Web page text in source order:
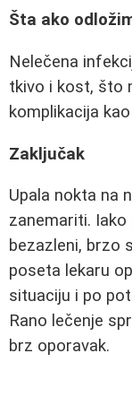
Šta ako
Nelečena
tkivo i kost, što
komplikacija
Zaključak
Upala nokta na
zanemariti.
bezazleni, brzo
poseta lekaru
situaciju i po
Rano lečenje
brz oporavak.